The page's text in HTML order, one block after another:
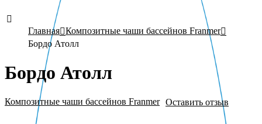
Главная Композитные чаши бассейнов Franmer
Бордо Атолл
Бордо Атолл
Композитные чаши бассейнов Franmer Оставить отзыв